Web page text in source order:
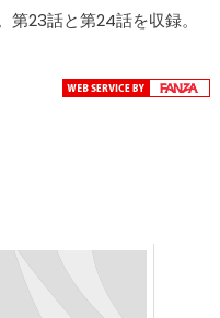
23話と第24話を収録。